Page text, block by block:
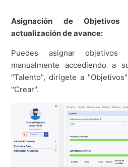
Asignación de
actualización de avance:
Puedes asignar objetivos
manualmente accediendo a
"Talento", dirígete a
"Crear".